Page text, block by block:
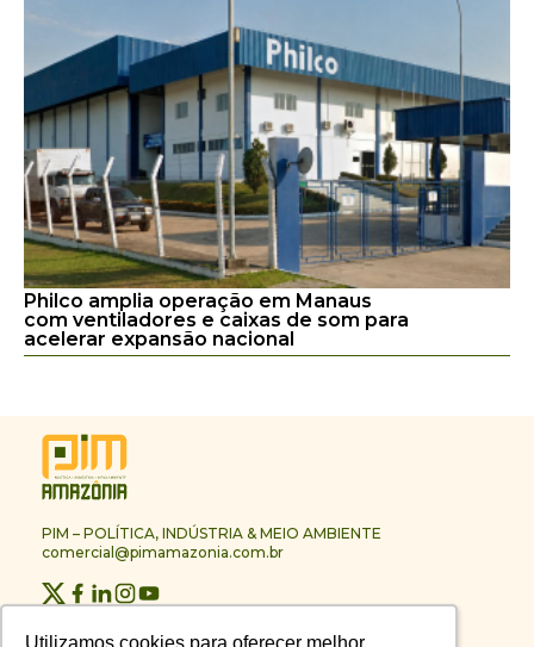
Philco amplia operação em Manaus
com ventiladores e caixas de som para
acelerar expansão nacional
PIM – POLÍTICA, INDÚSTRIA & MEIO AMBIENTE
comercial@pimamazonia.com.br